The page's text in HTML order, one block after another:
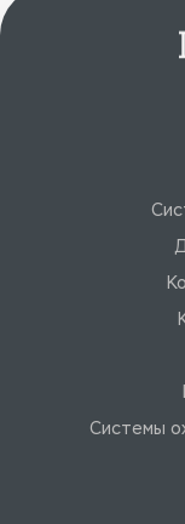
Системы